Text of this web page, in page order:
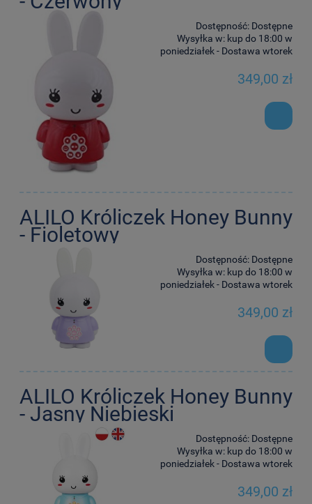
Dostępność: Dostępne
Wysyłka w: kup do 18:00 w
poniedziałek - Dostawa wtorek
349,00 zł
ALILO Króliczek Honey Bunny
- Fioletowy
Dostępność: Dostępne
Wysyłka w: kup do 18:00 w
poniedziałek - Dostawa wtorek
349,00 zł
ALILO Króliczek Honey Bunny
- Jasny Niebieski
Dostępność: Dostępne
Wysyłka w: kup do 18:00 w
poniedziałek - Dostawa wtorek
349,00 zł